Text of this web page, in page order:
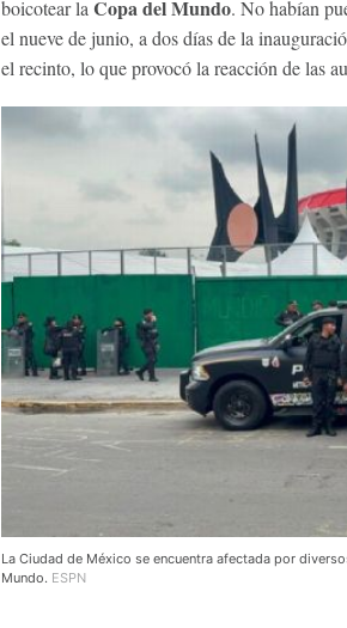
boicotear la Copa del Mundo. No habían
el nueve de junio, a dos días de la
el recinto, lo que provocó la reacción de las
La Ciudad de México se encuentra afectada por
Mundo. ESPN